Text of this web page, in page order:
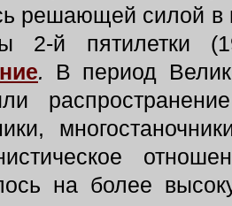
решающей силой в
2-й пятилетки
.
В период
на более